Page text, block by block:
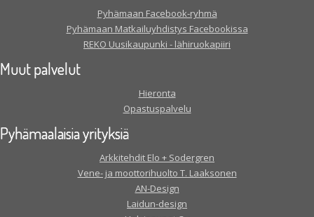
Pyhämaan Facebook-ryhmä
Pyhämaan Matkailuyhdistys Facebookissa
REKO Uusikaupunki - lähiruokapiiri
Muut palvelut
Hieronta
Opastuspalvelu
Pyhämaalaisia yrityksiä
Arkkitehdit Elo + Sodergren
Vene- ja moottorihuolto T. Laaksonen
AN-Design
Laidun-design